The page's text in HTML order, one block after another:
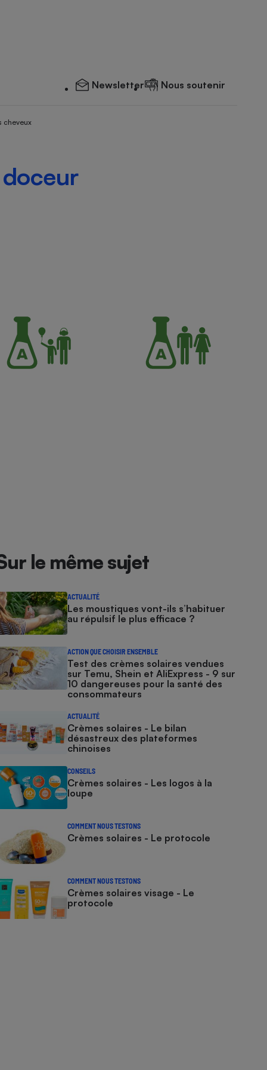
Newsletter Nous soutenir
cheveux
le même sujet
ACTUALITÉ
Les moustiques vont-ils s’habituer
au répulsif le plus efficace ?
ACTION QUE CHOISIR ENSEMBLE
Test des crèmes solaires vendues
sur Temu, Shein et AliExpress - 9 sur
10 dangereuses pour la santé des
consommateurs
ACTUALITÉ
Crèmes solaires - Le bilan
désastreux des plateformes
chinoises
CONSEILS
Crèmes solaires - Les logos à la
loupe
COMMENT NOUS TESTONS
Crèmes solaires - Le protocole
COMMENT NOUS TESTONS
Crèmes solaires visage - Le
protocole